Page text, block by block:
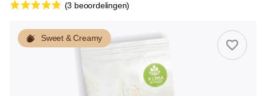
(3 beoordelingen)
Sweet & Creamy